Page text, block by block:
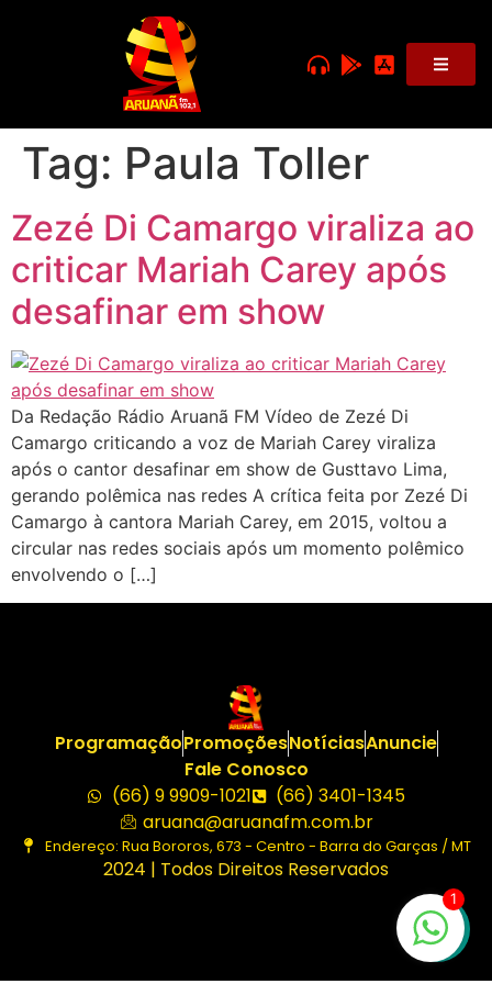
Tag: Paula Toller
Zezé Di Camargo viraliza ao
criticar Mariah Carey após
desafinar em show
Da Redação Rádio Aruanã FM Vídeo de Zezé Di
Camargo criticando a voz de Mariah Carey viraliza
após o cantor desafinar em show de Gusttavo Lima,
gerando polêmica nas redes A crítica feita por Zezé Di
Camargo à cantora Mariah Carey, em 2015, voltou a
circular nas redes sociais após um momento polêmico
envolvendo o […]
ProgramaçãoPromoçõesNotíciasAnuncie
Fale Conosco
(66) 9 9909-1021
(66) 3401-1345
aruana@aruanafm.com.br
Endereço: Rua Bororos, 673 - Centro - Barra do Garças / MT
2024 | Todos Direitos Reservados
1